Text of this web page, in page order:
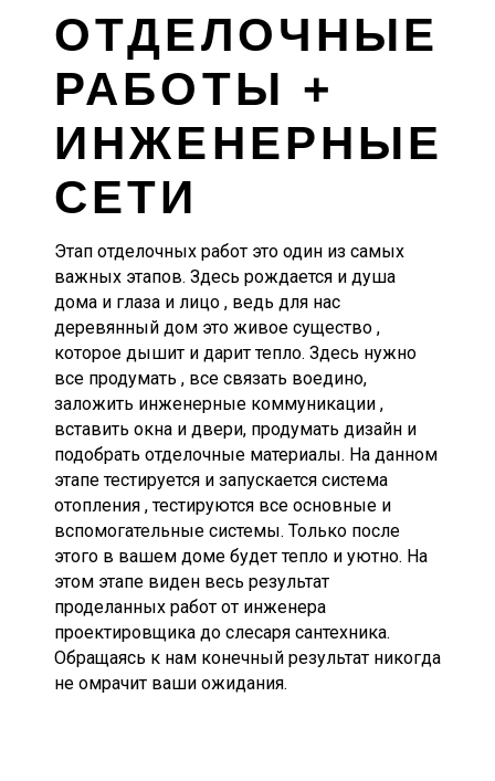
ОТДЕЛОЧНЫЕ
РАБОТЫ +
ИНЖЕНЕРНЫЕ
СЕТИ
Этап отделочных работ это один из самых
важных этапов. Здесь рождается и душа
дома и глаза и лицо , ведь для нас
деревянный дом это живое существо ,
которое дышит и дарит тепло. Здесь нужно
все продумать , все связать воедино,
заложить инженерные коммуникации ,
вставить окна и двери, продумать дизайн и
подобрать отделочные материалы. На данном
этапе тестируется и запускается система
отопления , тестируются все основные и
вспомогательные системы. Только после
этого в вашем доме будет тепло и уютно. На
этом этапе виден весь результат
проделанных работ от инженера
проектировщика до слесаря сантехника.
Обращаясь к нам конечный результат никогда
не омрачит ваши ожидания.